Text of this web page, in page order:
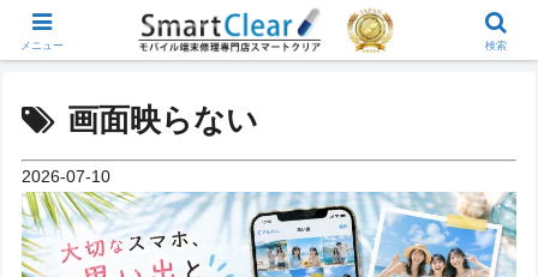
画面映らない
2026-07-10
メニュー 検索